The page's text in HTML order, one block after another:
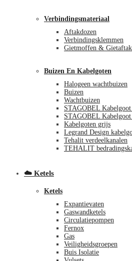
Verbindingsmateriaal
Aftakdozen
Verbindingsklemmen
Gietmoffen &
Buizen En Kabelgoten
Halogeen wachtbuizen
Buizen
Wachtbuizen
STAGOBEL
STAGOBEL
Kabelgoten grijs
Legrand Design
Tehalit verdeelkanalen
TEHALIT
☁️ Ketels
Ketels
Expantievaten
Gaswandketels
Circulatiepompen
Fernox
Gas
Veiligheidsgroepen
Buis Isolatie